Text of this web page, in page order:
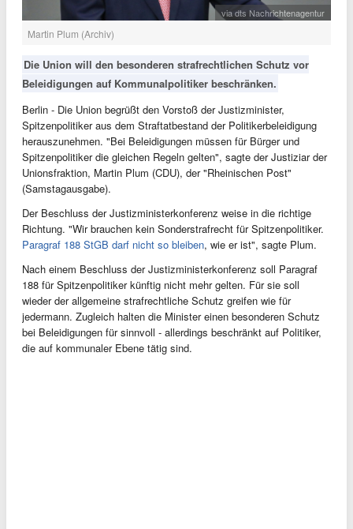
via dts Nachrichtenagentur
Martin Plum (Archiv)
Die Union will den besonderen strafrechtlichen Schutz vor
Beleidigungen auf Kommunalpolitiker beschränken.
Berlin - Die Union begrüßt den Vorstoß der Justizminister,
Spitzenpolitiker aus dem Straftatbestand der Politikerbeleidigung
herauszunehmen. "Bei Beleidigungen müssen für Bürger und
Spitzenpolitiker die gleichen Regeln gelten", sagte der Justiziar der
Unionsfraktion, Martin Plum (CDU), der "Rheinischen Post"
(Samstagausgabe).
Der Beschluss der Justizministerkonferenz weise in die richtige
Richtung. "Wir brauchen kein Sonderstrafrecht für Spitzenpolitiker.
Paragraf 188 StGB darf nicht so bleiben, wie er ist", sagte Plum.
Nach einem Beschluss der Justizministerkonferenz soll Paragraf
188 für Spitzenpolitiker künftig nicht mehr gelten. Für sie soll
wieder der allgemeine strafrechtliche Schutz greifen wie für
jedermann. Zugleich halten die Minister einen besonderen Schutz
bei Beleidigungen für sinnvoll - allerdings beschränkt auf Politiker,
die auf kommunaler Ebene tätig sind.